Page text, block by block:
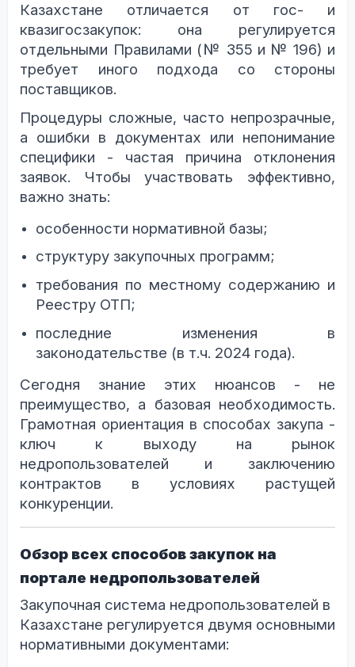
Казахстане отличается от гос- и
квазигосзакупок: она регулируется
отдельными Правилами (№ 355 и № 196) и
требует иного подхода со стороны
поставщиков.
Процедуры сложные, часто непрозрачные,
а ошибки в документах или непонимание
специфики - частая причина отклонения
заявок. Чтобы участвовать эффективно,
важно знать:
особенности нормативной базы;
структуру закупочных программ;
требования по местному содержанию и
Реестру ОТП;
последние изменения в
законодательстве (в т.ч. 2024 года).
Сегодня знание этих нюансов - не
преимущество, а базовая необходимость.
Грамотная ориентация в способах закупа -
ключ к выходу на рынок
недропользователей и заключению
контрактов в условиях растущей
конкуренции.
Обзор всех способов закупок на
портале недропользователей
Закупочная система недропользователей в
Казахстане регулируется двумя основными
нормативными документами: